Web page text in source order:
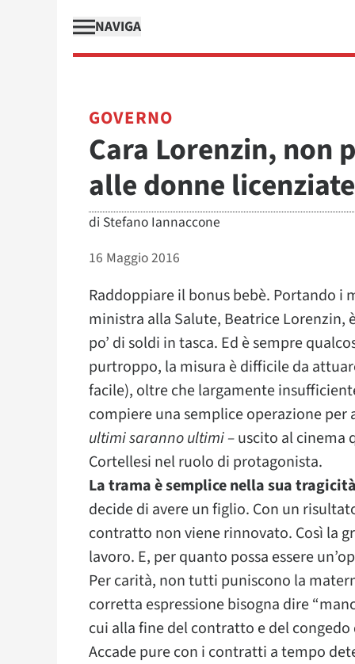
NAVIGA
GOVERNO
Cara Lorenzin, non
alle donne
di Stefano Iannaccone
16 Maggio 2016
Raddoppiare il bonus bebè. Portando i
ministra alla Salute, Beatrice Lorenzin,
po’ di soldi in tasca. Ed è sempre
purtroppo, la misura è difficile da
facile), oltre che largamente
compiere una semplice operazione
ultimi saranno ultimi –uscito al cinema
Cortellesi nel ruolo di protagonista.
La trama è semplice nella sua tragicità
decide di avere un figlio. Con un
contratto non viene rinnovato. Così la
lavoro. E, per quanto possa essere
Per carità, non tutti puniscono la
corretta espressione bisogna dire
cui alla fine del contratto e del
Accade pure con i contratti a tempo